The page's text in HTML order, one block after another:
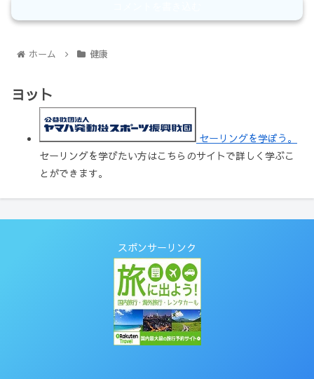
ホーム 健康
ヨット
セーリングを学ぼう。
セーリングを学びたい方はこちらのサイトで詳しく学ぶこ
とができます。
スポンサーリンク